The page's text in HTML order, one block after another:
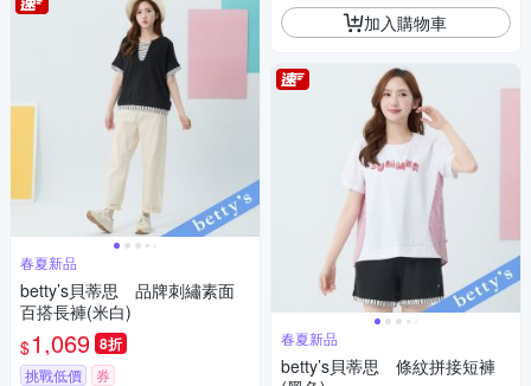
春夏新品
betty’s貝蒂思 品牌刺繡素面
百搭長褲(米白)
$1,069 8折
挑戰低價 券
加入購物車
春夏新品
betty’s貝蒂思 條紋拼接短褲